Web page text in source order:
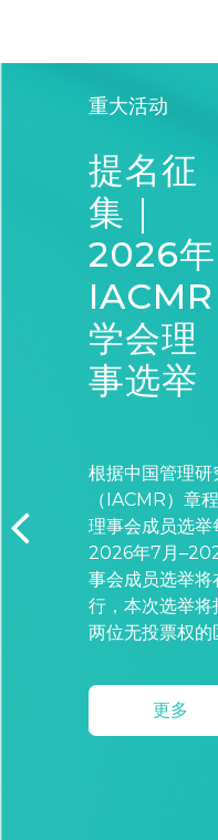
重大活动
提名征
集｜
2026年
IACMR
学会理
事选举
根据中国管理研
（IACMR）章
理事会成员选举
2026年7月
事会成员选举
行，本次选举
两位无投票权的
更多
更多